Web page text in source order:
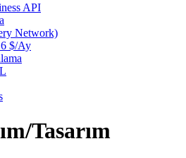
API
Network)
$/Ay
Tasarım